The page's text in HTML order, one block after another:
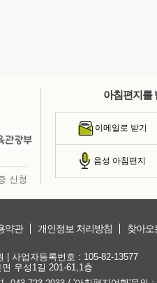
신청
아침편지를
이메일로 받기
음성 아침편지
약관 개인정보 처리방침 찾아오
| 사업자등록번호 : 105-82-13577
우성1길 201-61,1층